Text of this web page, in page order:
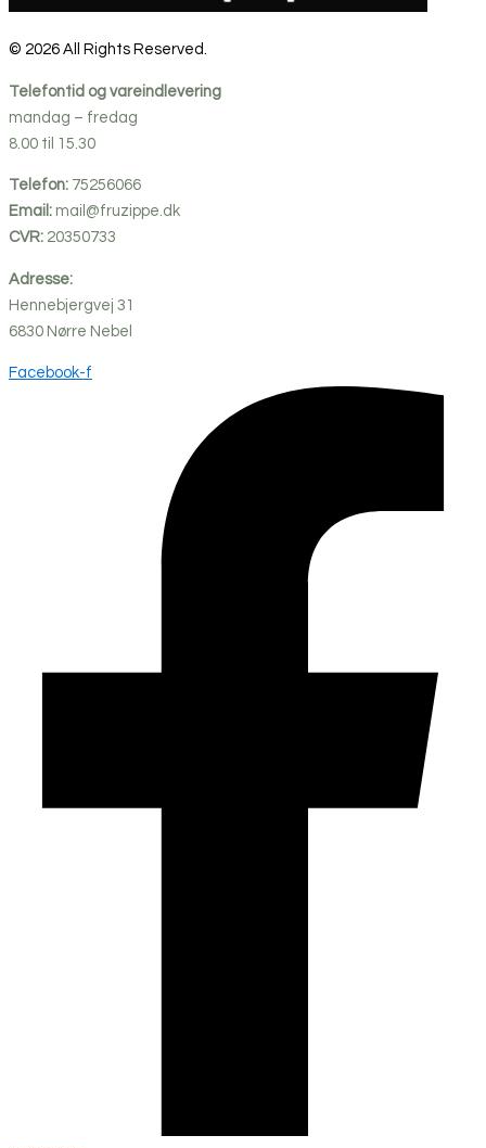
© 2026 All Rights Reserved.
Telefontid og vareindlevering
mandag – fredag
8.00 til 15.30
Telefon: 75256066
Email: mail@fruzippe.dk
CVR: 20350733
Adresse:
Hennebjergvej 31
6830 Nørre Nebel
Facebook-f